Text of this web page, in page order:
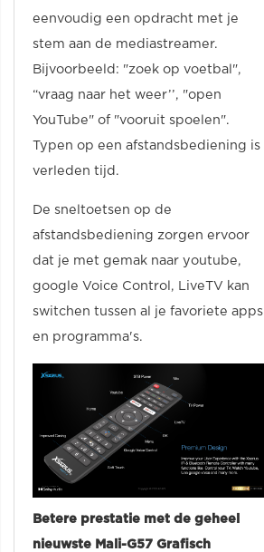
eenvoudig een opdracht met je
stem aan de mediastreamer.
Bijvoorbeeld: "zoek op voetbal",
“vraag naar het weer’’, "open
YouTube" of "vooruit spoelen".
Typen op een afstandsbediening is
verleden tijd.
De sneltoetsen op de
afstandsbediening zorgen ervoor
dat je met gemak naar youtube,
google Voice Control, LiveTV kan
switchen tussen al je favoriete apps
en programma's.
Betere prestatie met de geheel
nieuwste Mali-G57 Grafisch